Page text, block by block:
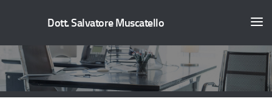
Dott. Salvatore Muscatello